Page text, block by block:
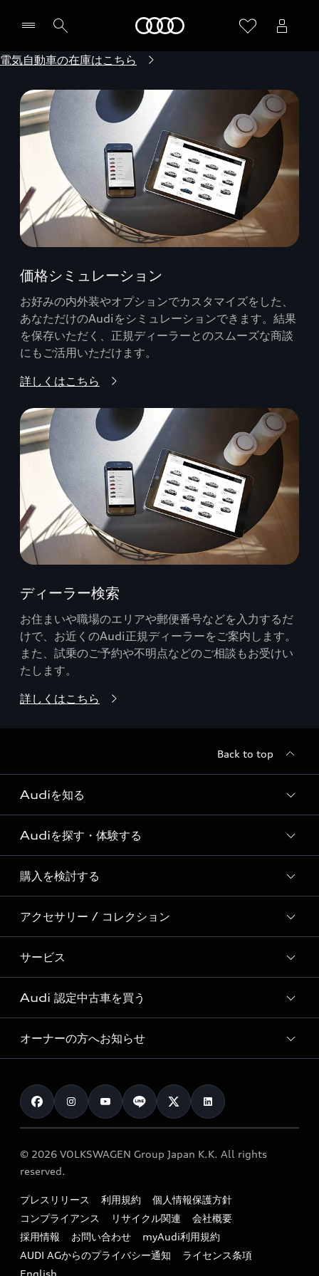
電気自動車の在庫はこちら
価格シミュレーション
お好みの内外装やオプションでカスタマイズをした、
あなただけのAudiをシミュレーションできます。結果
を保存いただく、正規ディーラーとのスムーズな商談
にもご活用いただけます。
詳しくはこちら
ディーラー検索
お住まいや職場のエリアや郵便番号などを入力するだ
けで、お近くのAudi正規ディーラーをご案内します。
また、試乗のご予約や不明点などのご相談もお受けい
たします。
詳しくはこちら
Back to top
Audiを知る
Audi ブランド
Story of Progress
Audi Sport
Formula 1®
デジタルサービス
Audiを探す・体験する
ディーラー検索
新車在庫検索
試乗車・展示車検索
見積り依頼
試乗予約
購入を検討する
モデル一覧
特別仕様モデル / 限定モデル
e-tronラインアップ
価格シミュレーション
車両比較
カタログ一覧
アクセサリー / コレクション
純正アクセサリー
オンラインショップ
Audi collection
アウディナビアプリ
サービス
サービス入庫予約
サービスプログラム
メンテナンス
車検 / 定期点検
e-tronアフターサポート
myAudi
Audi 認定中古車を買う
Audi認定中古車
クオリティ
保証
メンテナンス
ファイナンス
キャンペーン / イベント
買取査定
オーナーの方へお知らせ
お知らせ
オーナー様向けキャンペーン
特定整備適用車一覧
リサイクル法
よくある質問（FAQ）
© 2026 VOLKSWAGEN Group Japan K.K. All rights
reserved.
プレスリリース 利用規約
個人情報保護方針
コンプライアンス
リサイクル関連
会社概要
採用情報
お問い合わせ
myAudi利用規約
AUDI AGからのプライバシー通知
ライセンス条項
English